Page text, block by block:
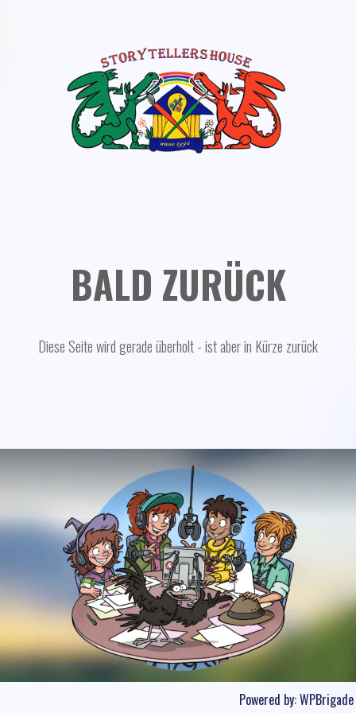
BALD ZURÜCK
Diese Seite wird gerade überholt - ist aber in Kürze zurück
Powered by:WPBrigade